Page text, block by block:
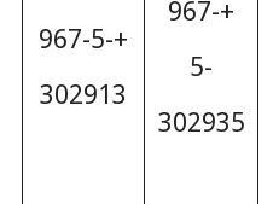
+967-
5-
302935
+967-5-
302913